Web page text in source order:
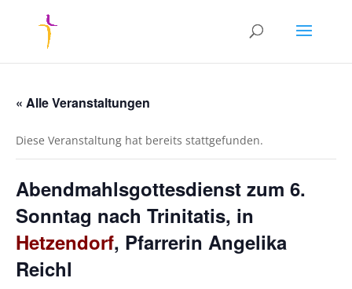
« Alle Veranstaltungen
Diese Veranstaltung hat bereits stattgefunden.
Abendmahlsgottesdienst zum 6.
Sonntag nach Trinitatis, in
Hetzendorf, Pfarrerin Angelika
Reichl